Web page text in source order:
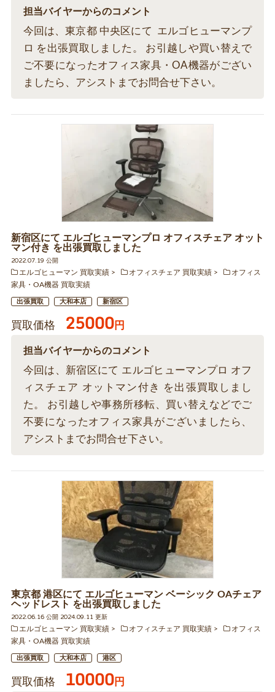
担当バイヤーからのコメント
今回は、東京都 中央区にて エルゴヒューマンプ
ロ を出張買取しました。 お引越しや買い替えで
ご不要になったオフィス家具・OA機器がござい
ましたら、アシストまでお問合せ下さい。
新宿区にて エルゴヒューマンプロ オフィスチェア オット
マン付き を出張買取しました
2022.07.19 公開
エルゴヒューマン 買取実績
オフィスチェア 買取実績
オフィス
家具・OA機器 買取実績
出張買取 大和本店 新宿区
買取価格 25000円
担当バイヤーからのコメント
今回は、新宿区にて エルゴヒューマンプロ オフ
ィスチェア オットマン付き を出張買取しまし
た。 お引越しや事務所移転、買い替えなどでご
不要になったオフィス家具がございましたら、
アシストまでお問合せ下さい。
東京都 港区にて エルゴヒューマン ベーシック OAチェア
ヘッドレスト を出張買取しました
2022.06.16 公開 2024.09.11 更新
エルゴヒューマン 買取実績
オフィスチェア 買取実績
オフィス
家具・OA機器 買取実績
出張買取 大和本店 港区
買取価格 10000円